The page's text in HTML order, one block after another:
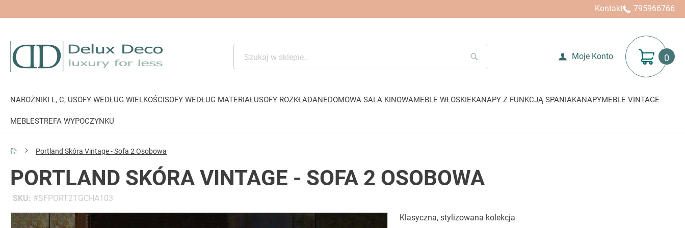
Kontakt 795966766
SEARCH
Moje Konto Mój koszyk
NAROŻNIKI L, C, USOFY WEDŁUG WIELKOŚCISOFY WEDŁUG MATERIAŁUSOFY ROZKŁADANEDOMOWA SALA KINOWAMEBLE WŁOSKIEKANAPY Z FUNKCJĄ SPANIAKANAPYMEBLE VINTAGE
MEBLESTREFA WYPOCZYNKU
Portland Skóra Vintage - Sofa 2 Osobowa
PORTLAND SKÓRA VINTAGE - SOFA 2 OSOBOWA
SKU
SFPORT2TGCHA103
Przejdź
Klasyczna, stylizowana kolekcja